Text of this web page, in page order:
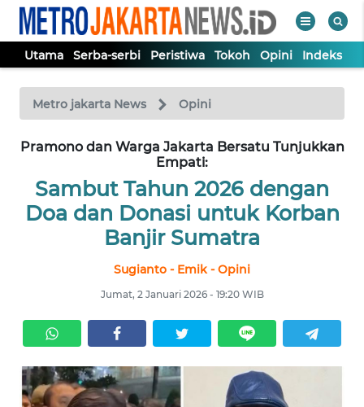
Utama Serba-serbi Peristiwa Tokoh Opini Indeks
Metro jakarta News Opini
Pramono dan Warga Jakarta Bersatu Tunjukkan
Empati:
Sambut Tahun 2026 dengan
Doa dan Donasi untuk Korban
Banjir Sumatra
Sugianto - Emik - Opini
Jumat, 2 Januari 2026 - 19:20 WIB
TV
Tutup
UTAMA
SERBA-
SERBI
OPINI
Informasi